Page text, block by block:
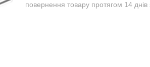
повернення товару протягом 14 днів